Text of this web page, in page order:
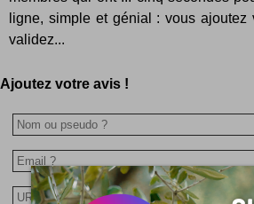
ligne, simple et génial : vous
validez...
Ajoutez votre avis !